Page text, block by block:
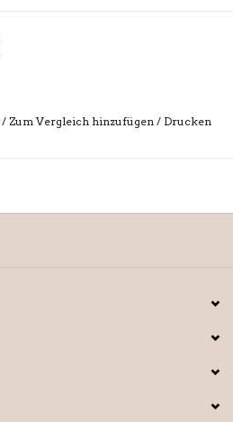
/ Zum Vergleich hinzufügen / Drucken